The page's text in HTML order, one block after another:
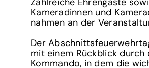
Kameradinnen und
nahmen an der
Der
mit einem Rückblick durch
Kommando, in dem die